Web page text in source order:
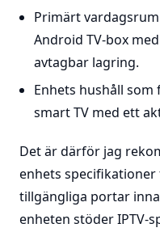
Primärt
Android TV-box
avtagbar lagring.
Enhets hushåll
smart TV med ett
Det är därför jag
enhets specifikationer
tillgängliga portar
enheten stöder IPTV-